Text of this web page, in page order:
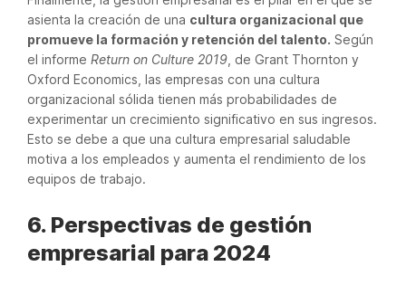
asienta la creación de una cultura organizacional que
promueve la formación y retención del talento. Según
el informe Return on Culture 2019 , de Grant Thornton y
Oxford Economics, las empresas con una cultura
organizacional sólida tienen más probabilidades de
experimentar un crecimiento significativo en sus ingresos.
Esto se debe a que una cultura empresarial saludable
motiva a los empleados y aumenta el rendimiento de los
equipos de trabajo.
6. Perspectivas de gestión
empresarial para 2024